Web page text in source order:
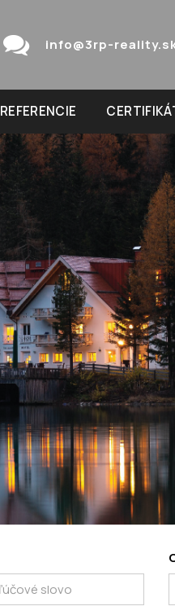
info@3rp-
REFERENCIE